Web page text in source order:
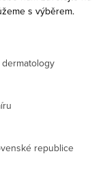
s výběrem.
republice